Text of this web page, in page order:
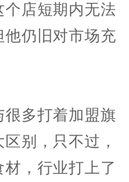
店短期内无法
仍旧对市场充
很多打着加盟旗
别，只不过，
，行业打上了